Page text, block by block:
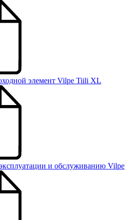
элемент Vilpe Tiili XL
и обслуживанию Vilpe